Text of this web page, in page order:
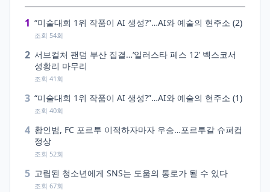
1 “미술대회 1위 작품이 AI 생성?”…AI와 예술의 현주소 (2)
조회 54회
2 서브컬처 팬덤 부산 집결…‘일러스타 페스 12’ 벡스코서
성황리 마무리
조회 41회
3 “미술대회 1위 작품이 AI 생성?”…AI와 예술의 현주소 (1)
조회 40회
4 황인범, FC 포르투 이적하자마자 우승…포르투갈 슈퍼컵
정상
조회 52회
5 고립된 청소년에게 SNS는 도움의 통로가 될 수 있다
조회 67회